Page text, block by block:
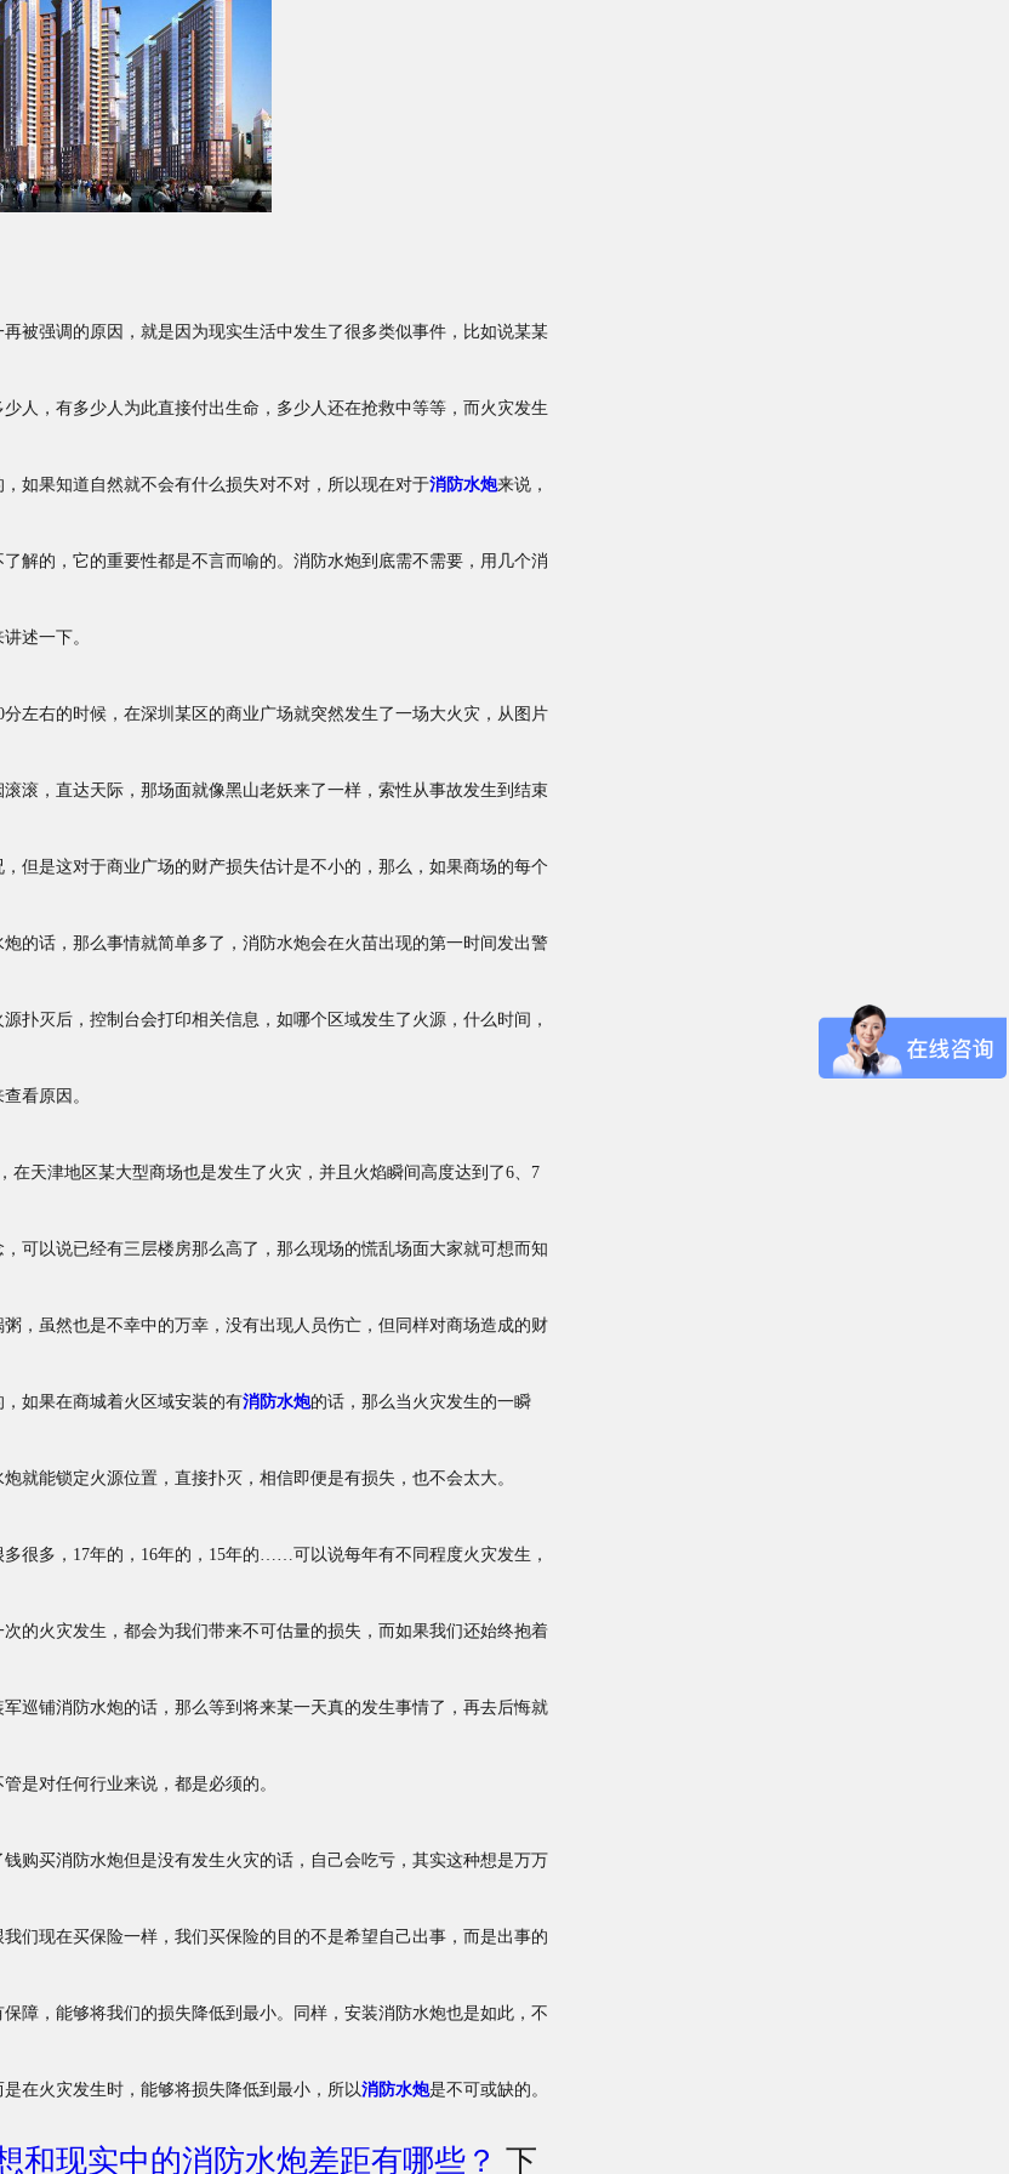
强调的原因，就是因为现实生活中发生了很多类似事件，比如说某某
人，有多少人为此直接付出生命，多少人还在抢救中等等，而火灾发生
如果知道自然就不会有什么损失对不对，所以现在对于消防水炮来说，
解的，它的重要性都是不言而喻的。消防水炮到底需不需要，用几个消
述一下。
左右的时候，在深圳某区的商业广场就突然发生了一场大火灾，从图片
滚，直达天际，那场面就像黑山老妖来了一样，索性从事故发生到结束
但是这对于商业广场的财产损失估计是不小的，那么，如果商场的每个
炮的话，那么事情就简单多了，消防水炮会在火苗出现的第一时间发出警
扑灭后，控制台会打印相关信息，如哪个区域发生了火源，什么时间，
看原因。
天津地区某大型商场也是发生了火灾，并且火焰瞬间高度达到了6、7
可以说已经有三层楼房那么高了，那么现场的慌乱场面大家就可想而知
，虽然也是不幸中的万幸，没有出现人员伤亡，但同样对商场造成的财
如果在商城着火区域安装的有消防水炮的话，那么当火灾发生的一瞬
就能锁定火源位置，直接扑灭，相信即便是有损失，也不会太大。
多，17年的，16年的，15年的……可以说每年有不同程度火灾发生，
的火灾发生，都会为我们带来不可估量的损失，而如果我们还始终抱着
巡铺消防水炮的话，那么等到将来某一天真的发生事情了，再去后悔就
是对任何行业来说，都是必须的。
买消防水炮但是没有发生火灾的话，自己会吃亏，其实这种想是万万
们现在买保险一样，我们买保险的目的不是希望自己出事，而是出事的
障，能够将我们的损失降低到最小。同样，安装消防水炮也是如此，不
在火灾发生时，能够将损失降低到最小，所以消防水炮是不可或缺的。
和现实中的消防水炮差距有哪些？ 下